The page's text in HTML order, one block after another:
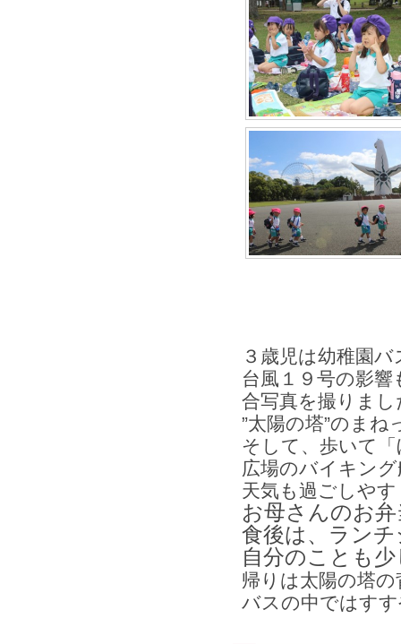
３歳児は幼稚園
台風１９号の影
合写真を撮りまし
”太陽の塔”のま
そして、歩いて
広場のバイキン
天気も過ごしや
お母さんのお
食後は、ラン
自分のことも
帰りは太陽の塔
バスの中ではす